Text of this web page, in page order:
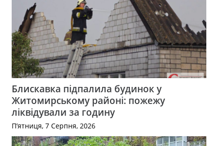
Блискавка підпалила будинок у
Житомирському районі: пожежу
ліквідували за годину
П’ятниця, 7 Серпня, 2026